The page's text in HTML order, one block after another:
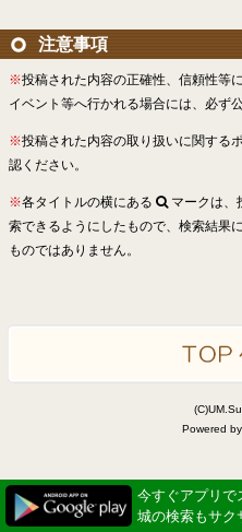
注意事項
※投稿された内容の正確性、信頼性等
イベント等へ行かれる場合には、必ず
※投稿された内容の取り扱いに関する
認ください。
※各タイトルの横にある
マークは、
索できるようにしたもので、検索結果
ものではありません。
Powered
今すぐアプリで
城の検索もサク